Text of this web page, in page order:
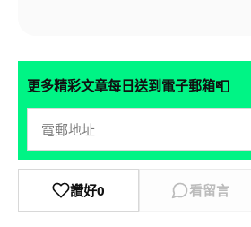
更多精彩文章每日送到電子郵箱📮
讚好0 看留言